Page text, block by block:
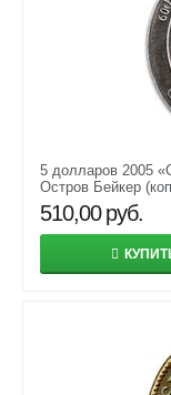
5 долларов 2005
Остров Бейкер
510,00 руб.